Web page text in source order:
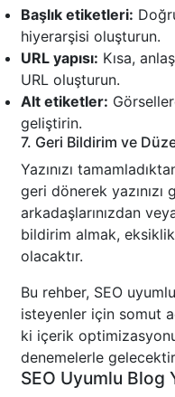
Başlık etiketleri:
hiyerarşisi oluşturun.
URL yapısı: Kısa,
URL oluşturun.
Alt etiketler:
geliştirin.
7. Geri Bildirim ve
Yazınızı
geri dönerek yazınızı
arkadaşlarınızdan
bildirim almak,
olacaktır.
Bu rehber, SEO
isteyenler için somut
ki içerik
denemelerle
SEO Uyumlu Blog